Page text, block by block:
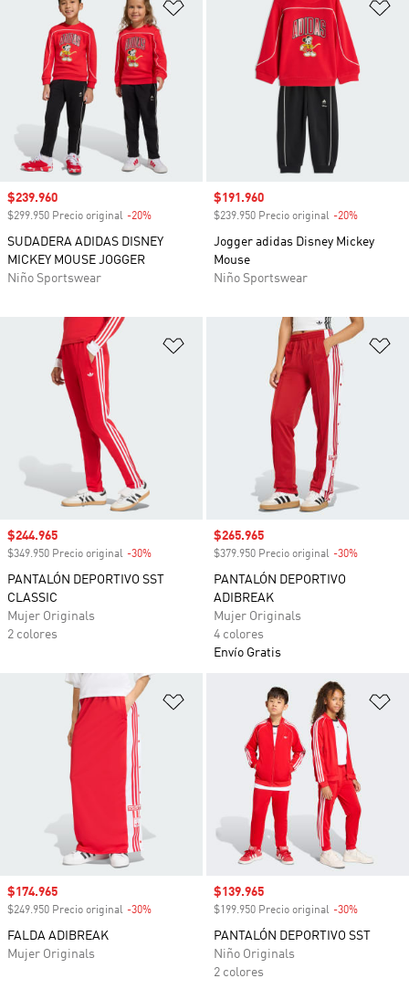
Añadir a la lista de deseos
Precio de venta
$239.960
$299.950 Precio original -20%
SUDADERA ADIDAS DISNEY
MICKEY MOUSE JOGGER
Niño Sportswear
Precio de venta
$191.960
$239.950 Precio original -20%
Jogger adidas Disney Mickey
Mouse
Niño Sportswear
Añadir a la lista de deseos
Precio de venta
$244.965
$349.950 Precio original -30%
PANTALÓN DEPORTIVO SST
CLASSIC
Mujer Originals
2 colores
Precio de venta
$265.965
$379.950 Precio original -30%
PANTALÓN DEPORTIVO
ADIBREAK
Mujer Originals
4 colores
Envío Gratis
Añadir a la lista de deseos
Precio de venta
$174.965
$249.950 Precio original -30%
FALDA ADIBREAK
Mujer Originals
Precio de venta
$139.965
$199.950 Precio original -30%
PANTALÓN DEPORTIVO SST
Niño Originals
2 colores